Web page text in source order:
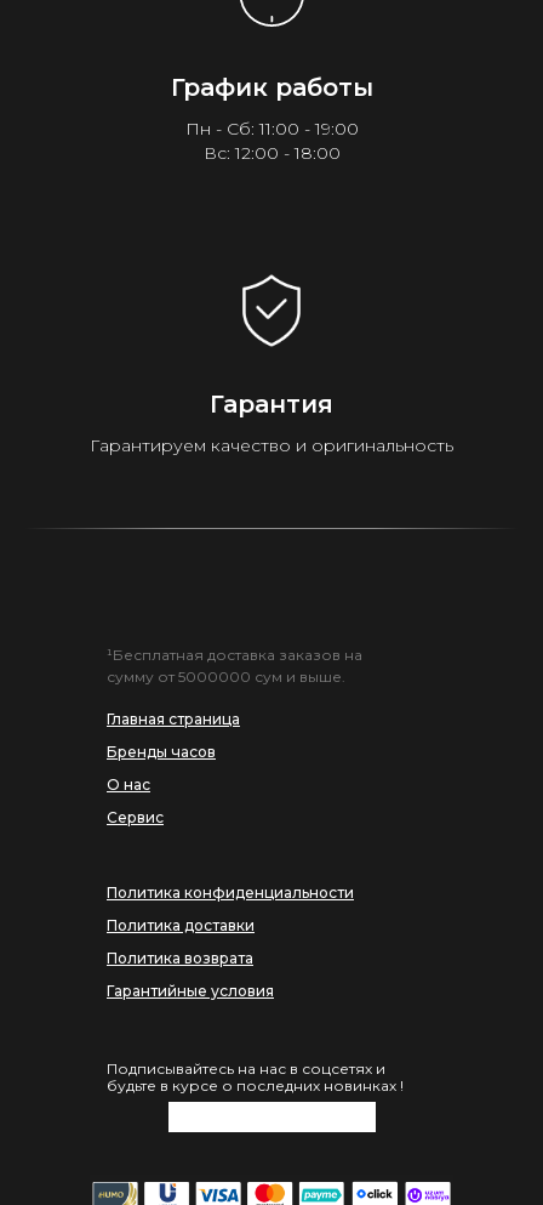
График работы
Пн - Сб: 11:00 - 19:00
Вс: 12:00 - 18:00
Гарантия
Гарантируем качество и оригинальность
Подписывайтесь на нас в соцсетях и
будьте в курсе о последних новинках !
Главная страница
Бренды часов
О нас
Сервис
¹Бесплатная доставка заказов на
сумму от 5000000 сум и выше.
Политика конфиденциальности
Политика доставки
Политика возврата
Гарантийные условия